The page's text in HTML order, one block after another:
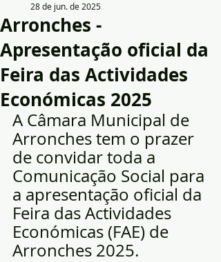
Arronches -
Apresentação oficial da
Feira das Actividades
Económicas 2025
28 de jun. de 2025
A Câmara Municipal de
Arronches tem o prazer
de convidar toda a
Comunicação Social para
a apresentação oficial da
Feira das Actividades
Económicas (FAE) de
Arronches 2025.